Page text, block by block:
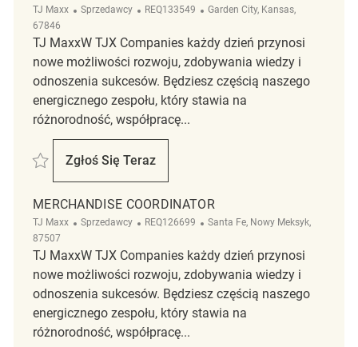
TJ Maxx Kategoria
Sprzedawcy ReqId
REQ133549 Lokalizacja
Garden City, Kansas,
67846
TJ MaxxW TJX Companies każdy dzień przynosi
nowe możliwości rozwoju, zdobywania wiedzy i
odnoszenia sukcesów. Będziesz częścią naszego
energicznego zespołu, który stawia na
różnorodność, współpracę...
Zapisać Merchandise Coordinator REQ133549
Zgłoś Się Teraz
Merchandise Coordinator
MERCHANDISE COORDINATOR
TJ Maxx Kategoria
Sprzedawcy ReqId
REQ126699 Lokalizacja
Santa Fe, Nowy Meksyk,
87507
TJ MaxxW TJX Companies każdy dzień przynosi
nowe możliwości rozwoju, zdobywania wiedzy i
odnoszenia sukcesów. Będziesz częścią naszego
energicznego zespołu, który stawia na
różnorodność, współpracę...